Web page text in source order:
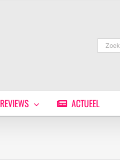
Zoeken
naar:
REVIEWS ACTUEEL